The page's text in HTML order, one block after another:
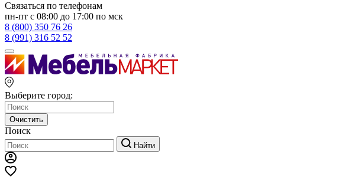
Связаться по телефонам
пн-пт с 08:00 до 17:00 по мск
8 (800) 350 76 26
8 (991) 316 52 52
Выберите город:
Очистить
Поиск
Найти